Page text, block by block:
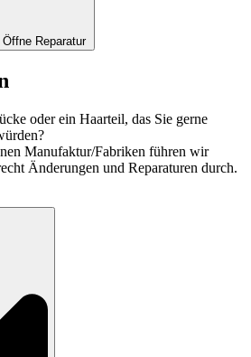
Öffne Reparatur
oder ein Haarteil, das Sie gerne
Manufaktur/Fabriken führen wir
Änderungen und Reparaturen durch.